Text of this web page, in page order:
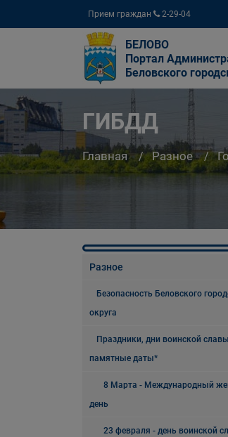
Прием граждан 2-29-04
БЕЛОВО
Портал
Беловского
ГИБДД
Главная Разное
Разное
Безопасность Беловского
округа
Праздники, дни воинской
памятные даты*
8 Марта - Международный
день
23 февраля - день воинской